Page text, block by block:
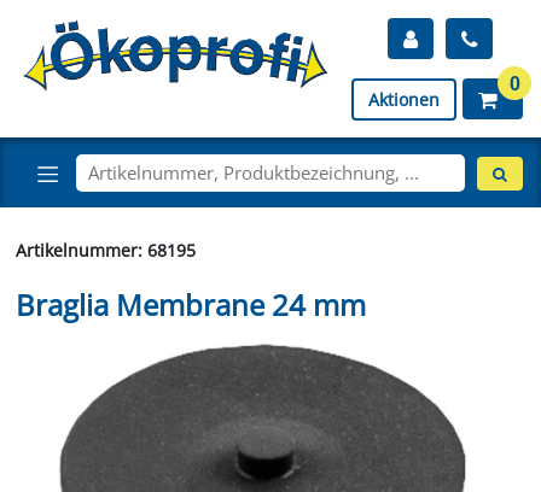
Aktionen
0
Artikelnummer: 68195
Braglia Membrane 24 mm